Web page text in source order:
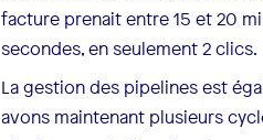
facture prenait entre 15 et 20
secondes, en seulement 2 clics.
La gestion des pipelines est
avons maintenant plusieurs